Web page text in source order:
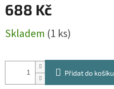
688 Kč
cena:
Skladem (1 ks)
Přidat do košíku